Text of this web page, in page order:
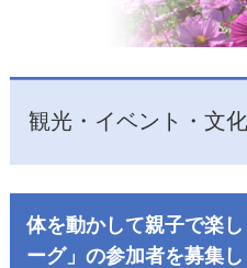
観光・イベント・文化
体を動かして親子で楽
ーグ」の参加者を募集し